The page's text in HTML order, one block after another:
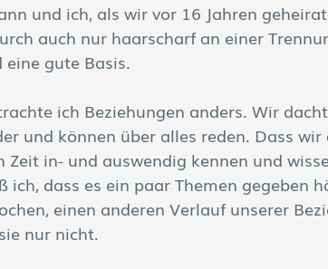
und ich, als wir vor 16 Jahren
auch nur haarscharf an einer
gute Basis.
ich Beziehungen anders. Wir
und können über alles reden. Dass
Zeit in- und auswendig kennen und
ich, dass es ein paar Themen gegeben
einen anderen Verlauf unserer
nur nicht.